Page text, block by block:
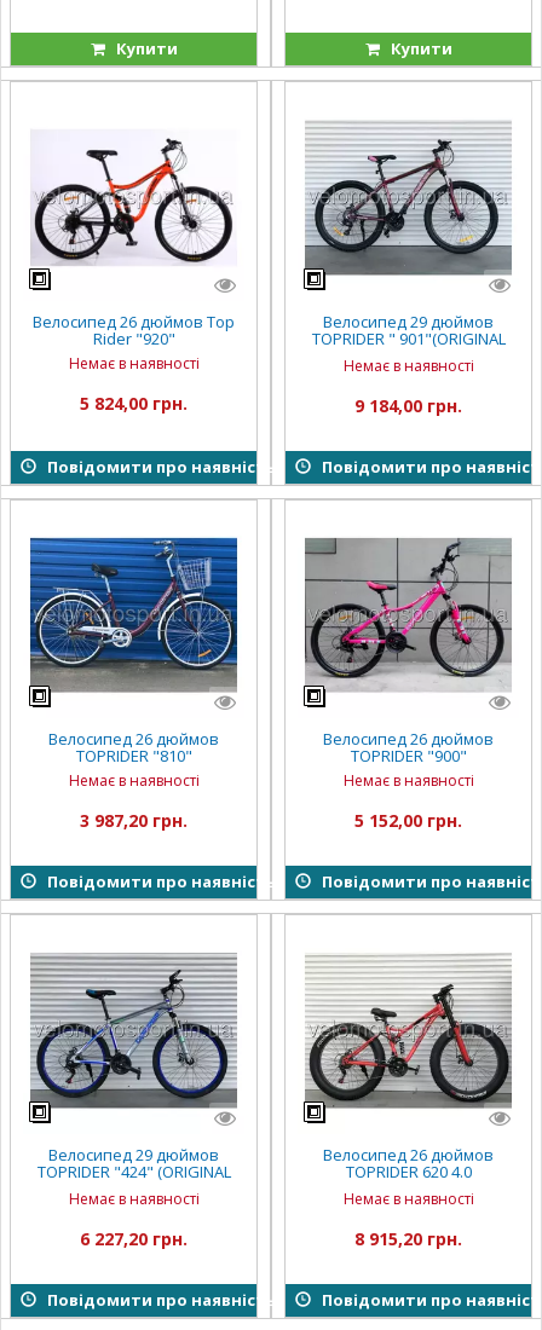
Купити Купити
Велосипед 26 дюймов Top
Rider "920"
Немає в наявності
5 824,00 грн.
Повідомити про наявність
Велосипед 29 дюймов
TOPRIDER " 901"(ORIGINAL
Немає в наявності
9 184,00 грн.
Повідомити про
Велосипед 26 дюймов
TOPRIDER "810"
Немає в наявності
3 987,20 грн.
Повідомити про наявність
Велосипед 26 дюймов
TOPRIDER "900"
Немає в наявності
5 152,00 грн.
Повідомити про
Велосипед 29 дюймов
TOPRIDER "424" (ORIGINAL
Немає в наявності
6 227,20 грн.
Повідомити про наявність
Велосипед 26 дюймов
TOPRIDER 620 4.0
Немає в наявності
8 915,20 грн.
Повідомити про